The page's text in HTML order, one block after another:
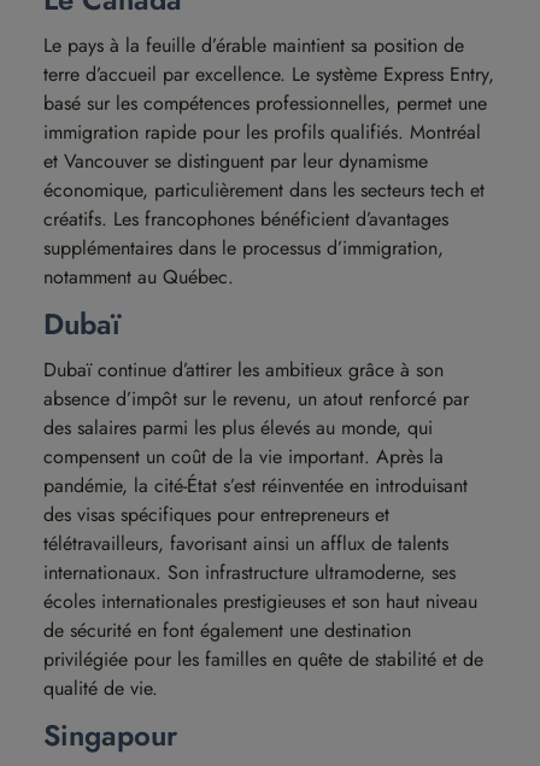
Le pays à la feuille d’érable maintient sa position de
terre d’accueil par excellence. Le système Express Entry,
basé sur les compétences professionnelles, permet une
immigration rapide pour les profils qualifiés. Montréal
et Vancouver se distinguent par leur dynamisme
économique, particulièrement dans les secteurs tech et
créatifs. Les francophones bénéficient d’avantages
supplémentaires dans le processus d’immigration,
notamment au Québec.
Dubaï
Dubaï continue d’attirer les ambitieux grâce à son
absence d’impôt sur le revenu, un atout renforcé par
des salaires parmi les plus élevés au monde, qui
compensent un coût de la vie important. Après la
pandémie, la cité-État s’est réinventée en introduisant
des visas spécifiques pour entrepreneurs et
télétravailleurs, favorisant ainsi un afflux de talents
internationaux. Son infrastructure ultramoderne, ses
écoles internationales prestigieuses et son haut niveau
de sécurité en font également une destination
privilégiée pour les familles en quête de stabilité et de
qualité de vie.
Singapour